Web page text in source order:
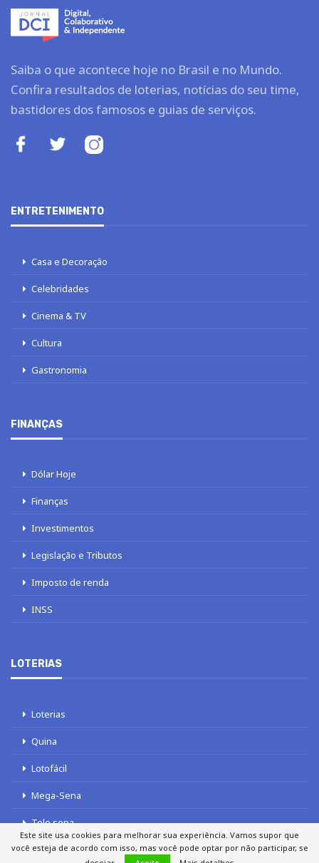
Saiba o que acontece hoje no Brasil e no Mundo.
Confira resultados de loterias, notícias do seu time,
bastidores dos famosos e guias de serviços.
ENTRETENIMENTO
Casa e Decoração
Celebridades
Cinema & TV
Cultura
Gastronomia
FINANÇAS
Dólar Hoje
Finanças
Investimentos
Legislação e Tributos
Imposto de renda
INSS
LOTERIAS
Loterias
Quina
Lotofácil
Mega-Sena
Tele sena
Este site usa cookies para melhorar sua experiência. Vamos supor que
você esteja de acordo com isso, mas você pode optar por não participar, se